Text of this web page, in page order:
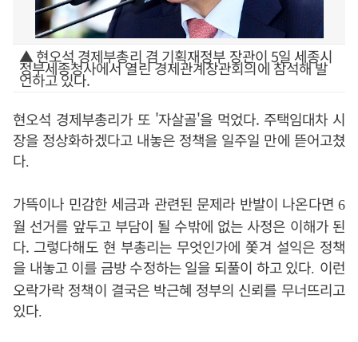
▲ 현오석 경제부총리 겸 기획재정부 장관이 5일 세종시
정부세종청사에서 열린 경제관계장관회의에 참석해 발
언하고 있다.
현오석 경제부총리가 또 '자살골'을 먹었다. 주택임대차 시
장을 정상화하겠다고 내놓은 정책을 일주일 만에 뜯어고쳤
다.
가뜩이나 민감한 세금과 관련된 문제라 반발이 나온다면 6
월 선거를 앞두고 부담이 될 수밖에 없는 사정은 이해가 된
다. 그렇다해도 현 부총리는 무엇인가에 쫓겨 설익은 정책
을 내놓고 이를 금방 수정하는 일을 되풀이 하고 있다. 이런
오락가락 정책이 결국은 박근혜 정부의 신뢰를 무너뜨리고
있다.